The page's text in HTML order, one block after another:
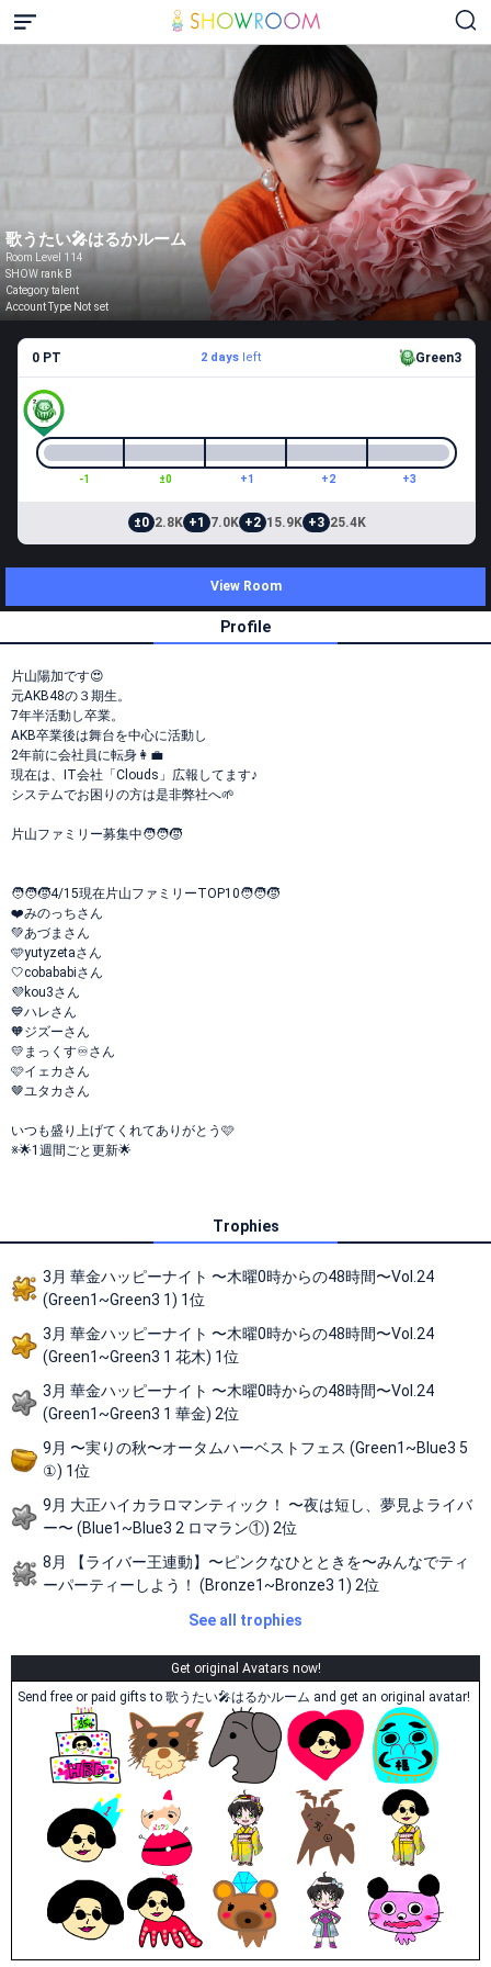
歌うたい🎤はるかルーム
Room Level 114
SHOW rank B
Category talent
Account Type Not set
0 PT 2 daysleft Green3
-1 ±0 +1 +2 +3
±0 2.8K +1 7.0K +2 15.9K +3 25.4K
View Room
Profile
片山陽加です😍
元AKB48の３期生。
7年半活動し卒業。
AKB卒業後は舞台を中心に活動し
2年前に会社員に転身👩‍💼
現在は、IT会社「Clouds」広報してます♪
システムでお困りの方は是非弊社へ🌱
片山ファミリー募集中🧑‍🧑‍🧒
🧑‍🧑‍🧒4/15現在片山ファミリーTOP10🧑‍🧑‍🧒
❤️みのっちさん
💚あづまさん
🩵yutyzetaさん
🤍cobababiさん
💜kou3さん
💙ハレさん
🧡ジズーさん
💛まっくす♾️さん
🩷イェカさん
🤎ユタカさん
いつも盛り上げてくれてありがとう🩷
※🌟1週間ごと更新🌟
Trophies
3月 華金ハッピーナイト 〜木曜0時からの48時間〜Vol.24
(Green1~Green3 1) 1位
3月 華金ハッピーナイト 〜木曜0時からの48時間〜Vol.24
(Green1~Green3 1 花木) 1位
3月 華金ハッピーナイト 〜木曜0時からの48時間〜Vol.24
(Green1~Green3 1 華金) 2位
9月 〜実りの秋〜オータムハーベストフェス (Green1~Blue3 5
①) 1位
9月 大正ハイカラロマンティック！ 〜夜は短し、夢見よライバ
ー〜 (Blue1~Blue3 2 ロマラン①) 2位
8月 【ライバー王連動】〜ピンクなひとときを〜みんなでティ
ーパーティーしよう！ (Bronze1~Bronze3 1) 2位
See all trophies
Get original Avatars now!
Send free or paid gifts to 歌うたい🎤はるかルーム and get an original avatar!